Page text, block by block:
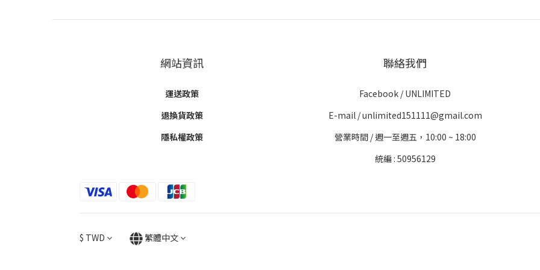
網站資訊
運送政策
退換貨政策
隱私權政策
聯絡我們
Facebook /UNLIMITED
E-mail / unlimited151111@gmail.com
營業時間 / 週一至週五，10:00 ~ 18:00
統編 : 50956129
$ TWD 繁體中文